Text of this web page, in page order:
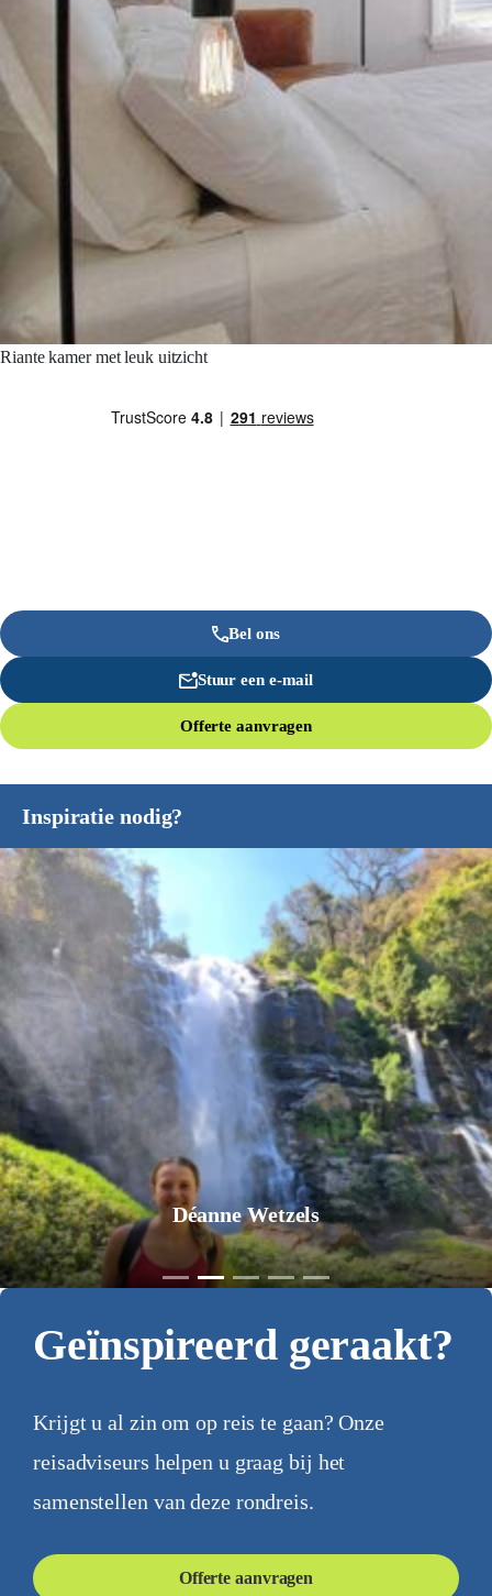
Riante kamer met leuk uitzicht
Bel ons
Stuur een e-mail
Offerte aanvragen
Inspiratie nodig?
Déanne Wetzels
Geïnspireerd geraakt?
Krijgt u al zin om op reis te gaan? Onze
reisadviseurs helpen u graag bij het
samenstellen van deze rondreis.
Offerte aanvragen